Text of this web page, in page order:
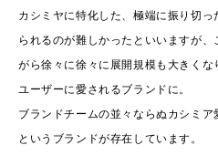
カシミヤに特化した、極端に振り切
られるのが難しかったといいますが
がら徐々に徐々に展開規模も大きく
ユーザーに愛されるブランドに。
ブランドチームの並々ならぬカシミ
というブランドが存在しています。